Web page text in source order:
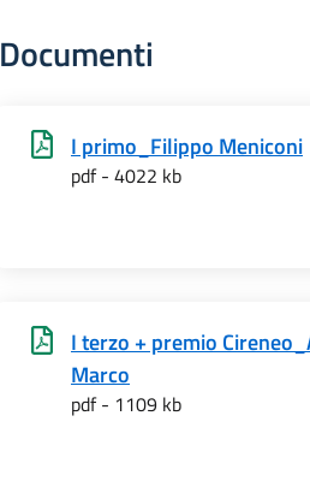
Documenti
I primo_Filippo Meniconi
pdf - 4022 kb
I terzo + premio
Marco
pdf - 1109 kb